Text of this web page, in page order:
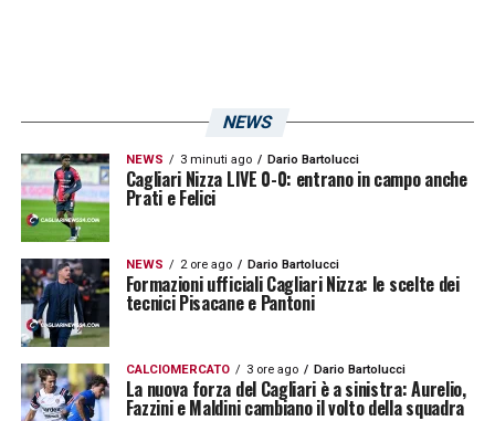
NEWS
NEWS 3 minuti ago Dario Bartolucci
Cagliari Nizza LIVE 0-0: entrano in campo anche
Prati e Felici
NEWS 2 ore ago Dario Bartolucci
Formazioni ufficiali Cagliari Nizza: le scelte dei
tecnici Pisacane e Pantoni
CALCIOMERCATO 3 ore ago Dario Bartolucci
La nuova forza del Cagliari è a sinistra: Aurelio,
Fazzini e Maldini cambiano il volto della squadra